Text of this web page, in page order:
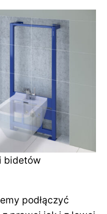
bidetów
podłączyć